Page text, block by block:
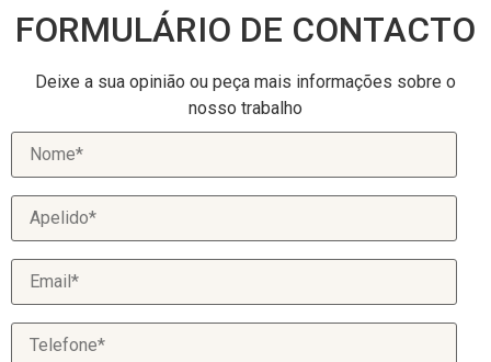
FORMULÁRIO DE CONTACTO
Deixe a sua opinião ou peça mais informações sobre o
nosso trabalho